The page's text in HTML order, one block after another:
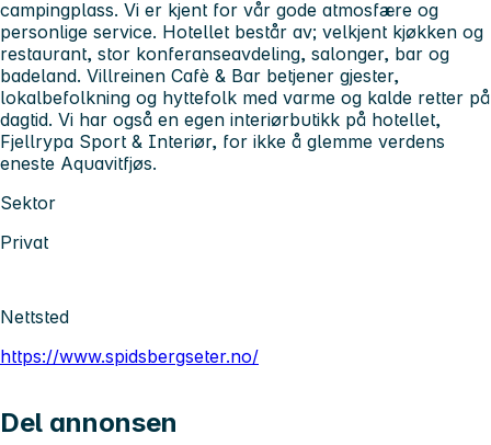
campingplass. Vi er kjent for vår gode atmosfære og
personlige service. Hotellet består av; velkjent kjøkken og
restaurant, stor konferanseavdeling, salonger, bar og
badeland. Villreinen Cafè & Bar betjener gjester,
lokalbefolkning og hyttefolk med varme og kalde retter på
dagtid. Vi har også en egen interiørbutikk på hotellet,
Fjellrypa Sport & Interiør, for ikke å glemme verdens
eneste Aquavitfjøs.
Sektor
Privat
Nettsted
https://www.spidsbergseter.no/
Del annonsen